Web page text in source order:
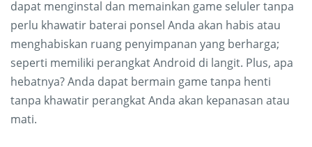
dapat menginstal dan memainkan game seluler tanpa
perlu khawatir baterai ponsel Anda akan habis atau
menghabiskan ruang penyimpanan yang berharga;
seperti memiliki perangkat Android di langit. Plus, apa
hebatnya? Anda dapat bermain game tanpa henti
tanpa khawatir perangkat Anda akan kepanasan atau
mati.